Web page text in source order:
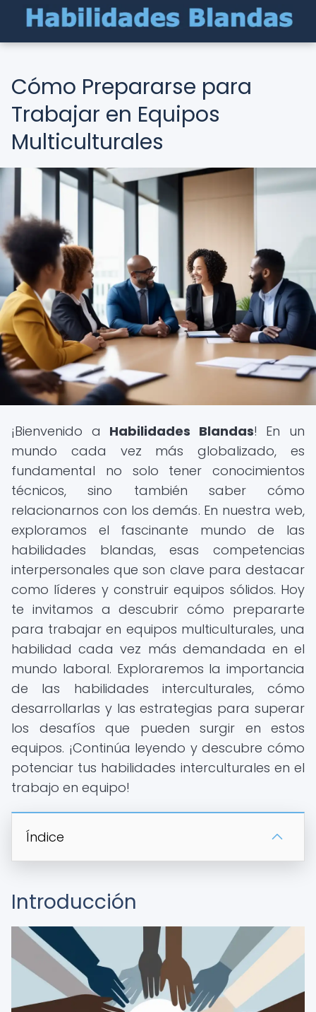
Cómo Prepararse para
Trabajar en Equipos
Multiculturales
¡Bienvenido a Habilidades Blandas! En un
mundo cada vez más globalizado, es
fundamental no solo tener conocimientos
técnicos, sino también saber cómo
relacionarnos con los demás. En nuestra web,
exploramos el fascinante mundo de las
habilidades blandas, esas competencias
interpersonales que son clave para destacar
como líderes y construir equipos sólidos. Hoy
te invitamos a descubrir cómo prepararte
para trabajar en equipos multiculturales, una
habilidad cada vez más demandada en el
mundo laboral. Exploraremos la importancia
de las habilidades interculturales, cómo
desarrollarlas y las estrategias para superar
los desafíos que pueden surgir en estos
equipos. ¡Continúa leyendo y descubre cómo
potenciar tus habilidades interculturales en el
trabajo en equipo!
Índice
Introducción